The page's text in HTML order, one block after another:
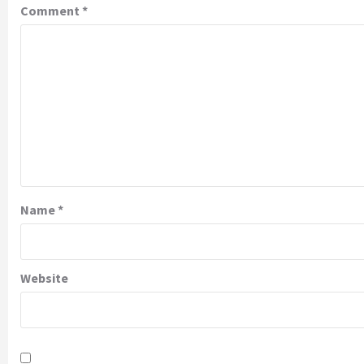
Comment *
Name*
Website